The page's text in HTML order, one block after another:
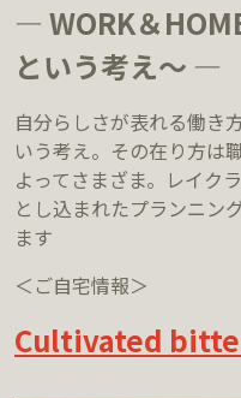
― WORK＆
という考え～ ―
自分らしさが表れる働き
いう考え。その在り方は
よってさまざま。レイク
とし込まれたプランニン
ます
＜ご自宅情報＞
Cultivated